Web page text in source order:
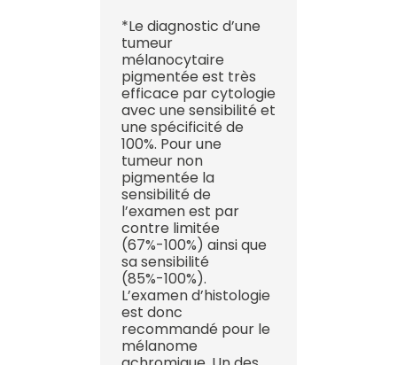
*Le diagnostic d’une
tumeur
mélanocytaire
pigmentée est très
efficace par cytologie
avec une sensibilité et
une spécificité de
100%. Pour une
tumeur non
pigmentée la
sensibilité de
l’examen est par
contre limitée
(67%-100%) ainsi que
sa sensibilité
(85%-100%).
L’examen d’histologie
est donc
recommandé pour le
mélanome